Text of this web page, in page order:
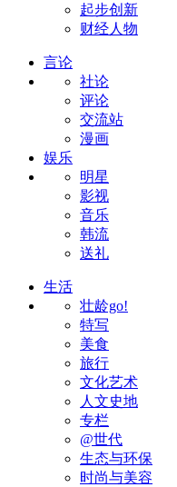
起步创新
财经人物
言论
社论
评论
交流站
漫画
娱乐
明星
影视
音乐
韩流
送礼
生活
壮龄go!
特写
美食
旅行
文化艺术
人文史地
专栏
@世代
生态与环保
时尚与美容